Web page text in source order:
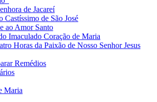
de Jacareí
Castíssimo de São José
ao Amor Santo
Imaculado Coração de Maria
Horas da Paixão de Nosso Senhor Jesus
Remédios
Maria